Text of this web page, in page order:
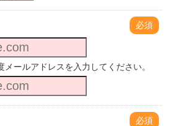
必須
ールアドレスを入力してください。
必須